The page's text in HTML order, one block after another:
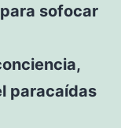
sofocar
paracaídas